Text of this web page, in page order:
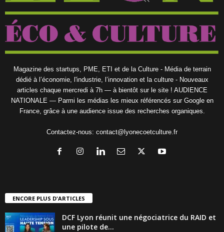
Magazine des startups, PME, ETI et de la Culture - Média de terrain
dédié à l’économie, l'industrie, l’innovation et la culture - Nouveaux
articles chaque mercredi à 7h — à bientôt sur le site ! AUDIENCE
NATIONALE — Parmi les médias les mieux référencés sur Google en
France, grâce à une audience issue des recherches organiques.
Contactez-nous: contact@lyonecoetculture.fr
ENCORE PLUS D'ARTICLES
DCF Lyon réunit une négociatrice du RAID et
une pilote de...